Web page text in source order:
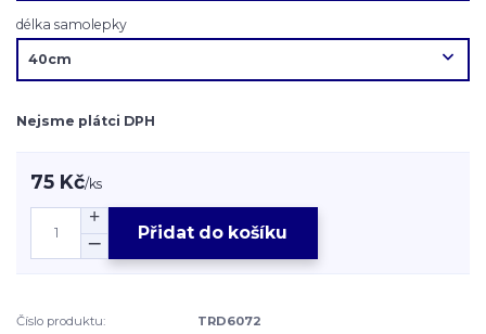
délka samolepky
Nejsme plátci DPH
75 Kč/ks
Přidat do košíku
Číslo produktu:
TRD6072